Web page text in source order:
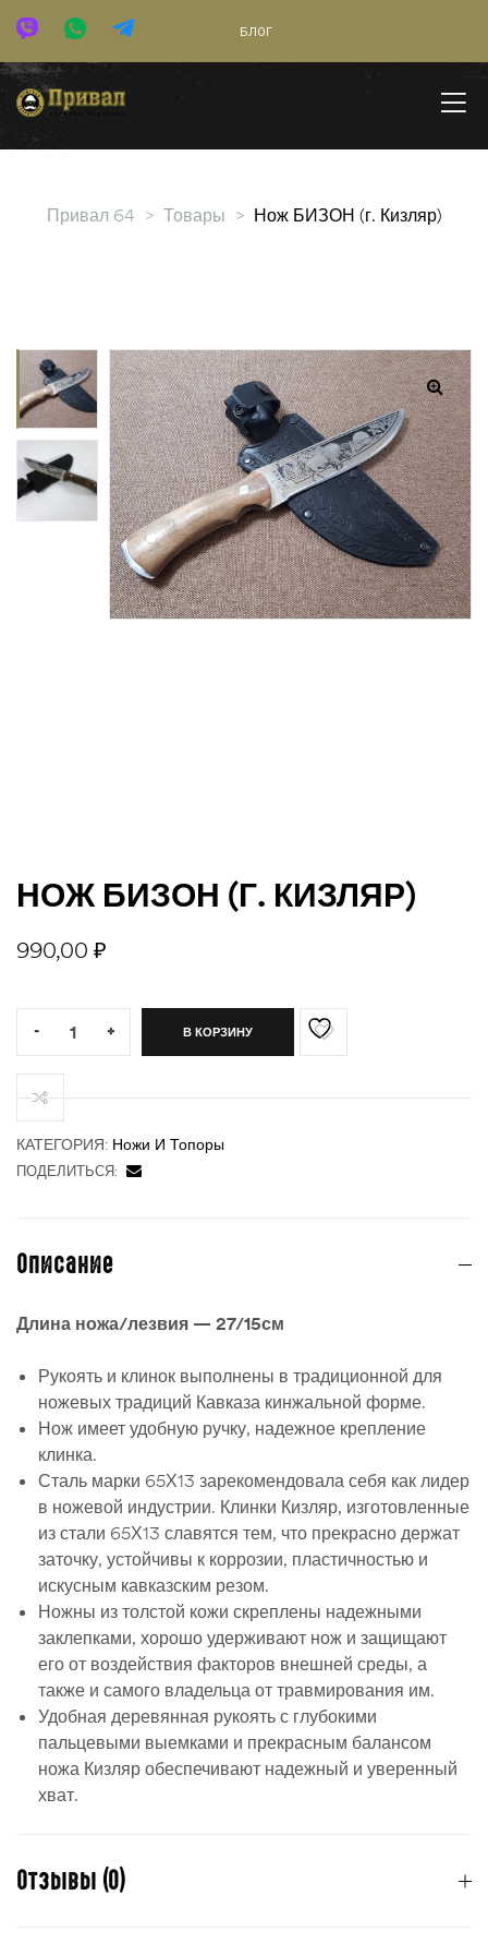
БЛОГ
Привал 64 > Товары > Нож БИЗОН (г. Кизляр)
НОЖ БИЗОН (Г. КИЗЛЯР)
990,00 ₽
- + В КОРЗИНУ
КАТЕГОРИЯ: Ножи И Топоры
ПОДЕЛИТЬСЯ:
Описание
Длина ножа/лезвия — 27/15см
Рукоять и клинок выполнены в традиционной для
ножевых традиций Кавказа кинжальной форме.
Нож имеет удобную ручку, надежное крепление
клинка.
Сталь марки 65Х13 зарекомендовала себя как лидер
в ножевой индустрии. Клинки Кизляр, изготовленные
из стали 65Х13 славятся тем, что прекрасно держат
заточку, устойчивы к коррозии, пластичностью и
искусным кавказским резом.
Ножны из толстой кожи скреплены надежными
заклепками, хорошо удерживают нож и защищают
его от воздействия факторов внешней среды, а
также и самого владельца от травмирования им.
Удобная деревянная рукоять с глубокими
пальцевыми выемками и прекрасным балансом
ножа Кизляр обеспечивают надежный и уверенный
хват.
Отзывы (0)